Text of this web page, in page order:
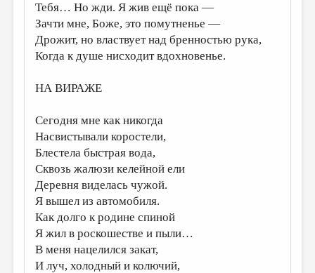
Тебя… Но жди. Я жив ещё пока —
Зачти мне, Боже, это помутненье —
Дрожит, но властвует над бренностью рука,
Когда к душе нисходит вдохновенье.
НА ВИРАЖЕ
Сегодня мне как никогда
Насвистывали коростели,
Блестела быстрая вода,
Сквозь жалюзи келейной ели
Деревня виделась чужой.
Я вышел из автомобиля.
Как долго к родине спиной
Я жил в роскошестве и пыли…
В меня нацелился закат,
И луч, холодный и колючий,